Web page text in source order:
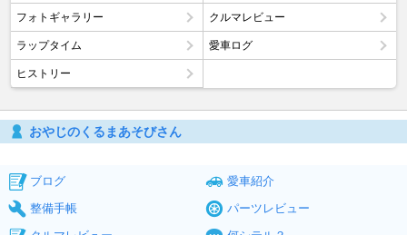
フォトギャラリー クルマレビュー
ラップタイム 愛車ログ
ヒストリー
おやじのくるまあそびさん
ブログ
愛車紹介
整備手帳
パーツレビュー